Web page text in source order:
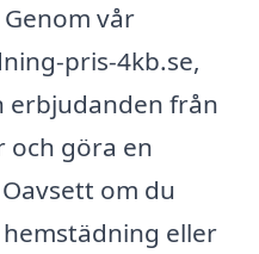
vår
pris-4kb.se,
erbjudanden från
och göra en
om du
eller